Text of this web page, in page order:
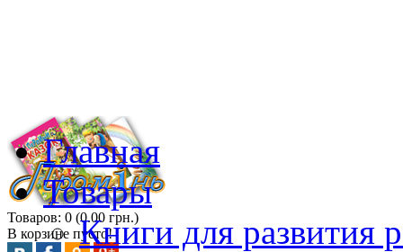
Товаров: 0 (0.00 грн.)
В корзине пусто!
Главная
Товары
Книги для развития